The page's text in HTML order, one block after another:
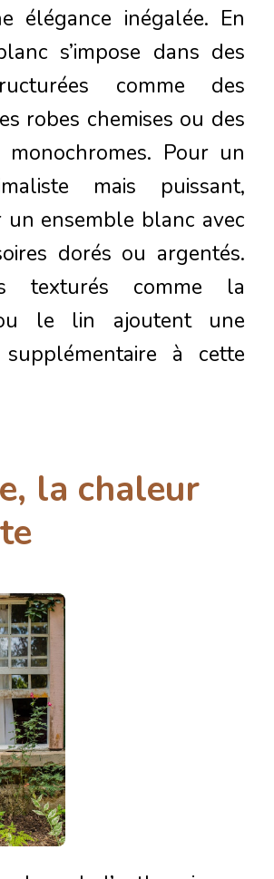
élégance inégalée. En
s’impose dans des
comme des
robes chemises ou des
monochromes. Pour un
mais puissant,
ensemble blanc avec
dorés ou argentés.
texturés comme la
le lin ajoutent une
supplémentaire à cette
la chaleur